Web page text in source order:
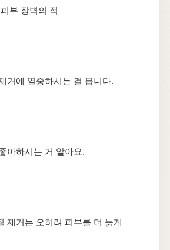
부 장벽의 적
거에 열중하시는 걸 봅니다.
아하시는 거 알아요.
제거는 오히려 피부를 더 늙게